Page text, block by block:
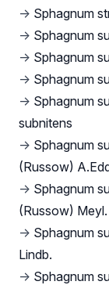
→ Sphagnum
→ Sphagnum
→ Sphagnum
→ Sphagnum
→ Sphagnum
subnitens
→ Sphagnum
(Russow)
→ Sphagnum
(Russow) Meyl.
→ Sphagnum
Lindb.
→ Sphagnum